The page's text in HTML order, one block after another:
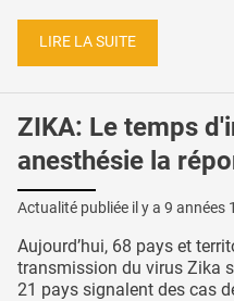
LIRE LA SUITE
ZIKA: Le temps
anesthésie la
Actualité publiée il y a 9 années
Aujourd’hui, 68 pays et
transmission du virus Zika
21 pays signalent des cas